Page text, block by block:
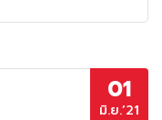
01
มิ.ย.’21